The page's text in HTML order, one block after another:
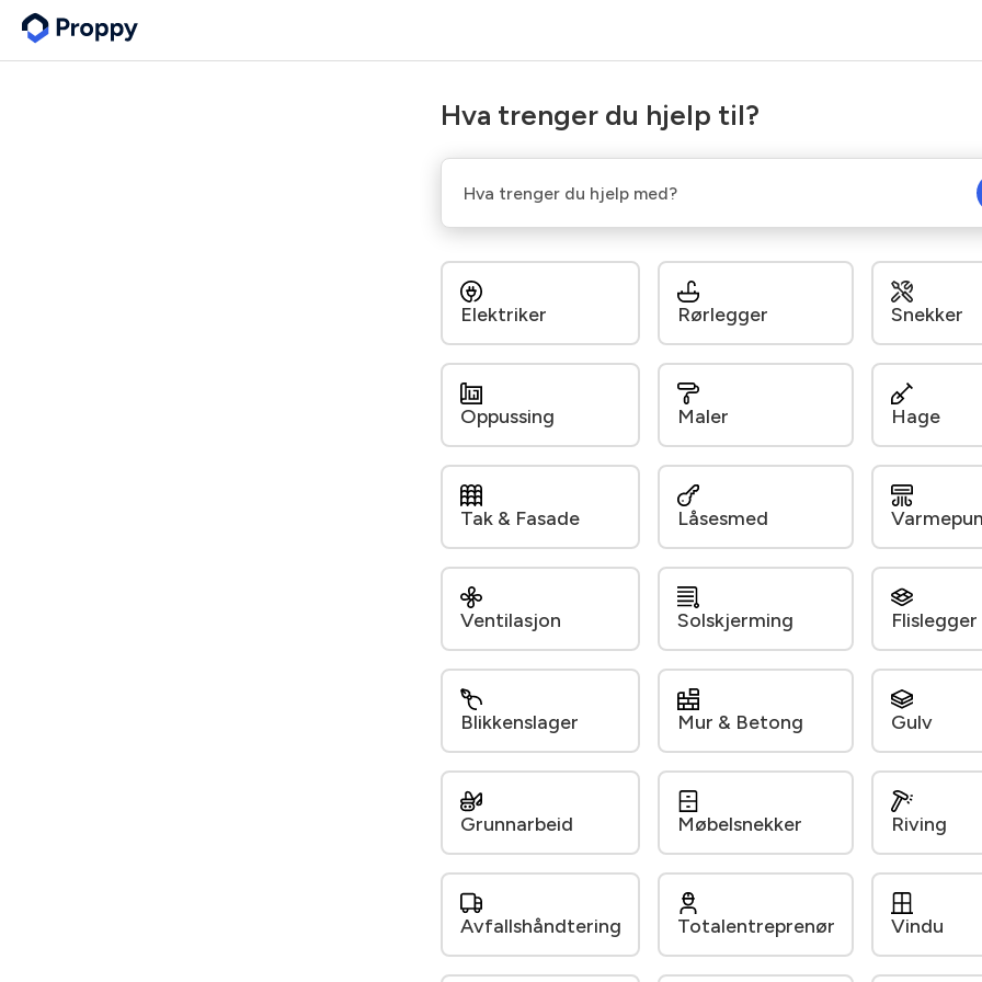
Hva trenger du hjelp til?
Elektriker Rørlegger Snekker
Oppussing Maler Hage
Tak & Fasade Låsesmed
Ventilasjon Solskjerming Flislegger
Blikkenslager Mur & Betong Gulv
Grunnarbeid Møbelsnekker Riving
Avfallshåndtering Totalentreprenør Vindu